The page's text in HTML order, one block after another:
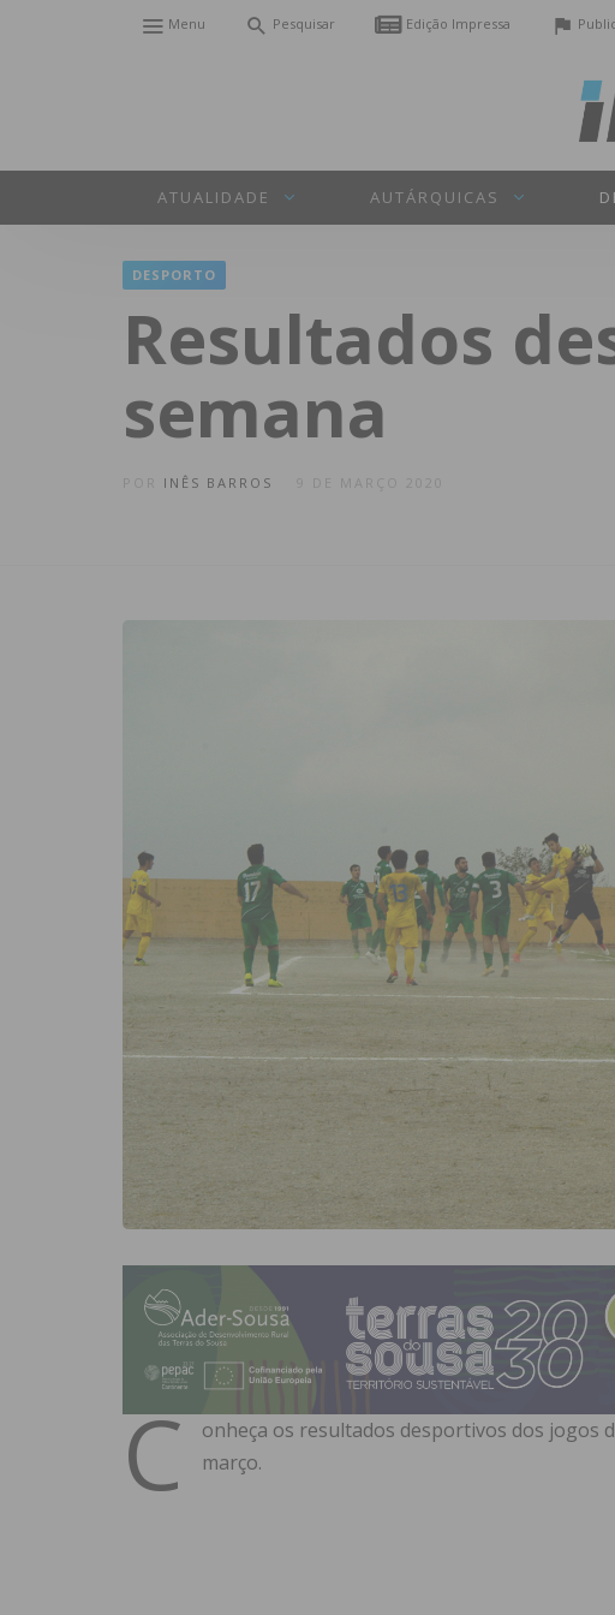
Menu Pesquisar Edição Impressa
ATUALIDADE AUTÁRQUICAS
DESPORTO
Resultados
semana
INÊS BARROS 9 DE MARÇO 2020
C
onheça os resultados desportivos dos jogos
março.